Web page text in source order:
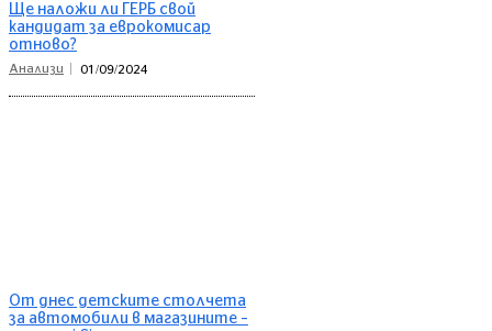
Ще наложи ли ГЕРБ свой
кандидат за еврокомисар
отново?
Анализи 01/09/2024
От днес детските столчета
за автомобили в магазините –